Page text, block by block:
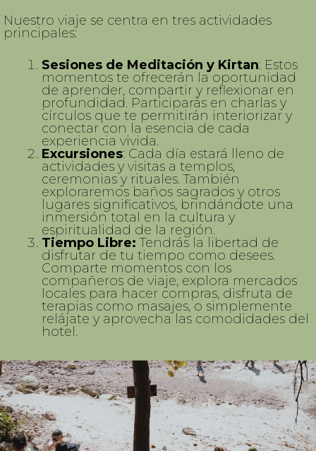
Nuestro viaje se centra en tres actividades
principales:
Sesiones de Meditación y Kirtan: Estos
momentos te ofrecerán la oportunidad
de aprender, compartir y reflexionar en
profundidad. Participarás en charlas y
círculos que te permitirán interiorizar y
conectar con la esencia de cada
experiencia vivida.
Excursiones: Cada día estará lleno de
actividades y visitas a templos,
ceremonias y rituales. También
exploraremos baños sagrados y otros
lugares significativos, brindándote una
inmersión total en la cultura y
espiritualidad de la región.
Tiempo Libre: Tendrás la libertad de
disfrutar de tu tiempo como desees.
Comparte momentos con los
compañeros de viaje, explora mercados
locales para hacer compras, disfruta de
terapias como masajes, o simplemente
relájate y aprovecha las comodidades del
hotel.